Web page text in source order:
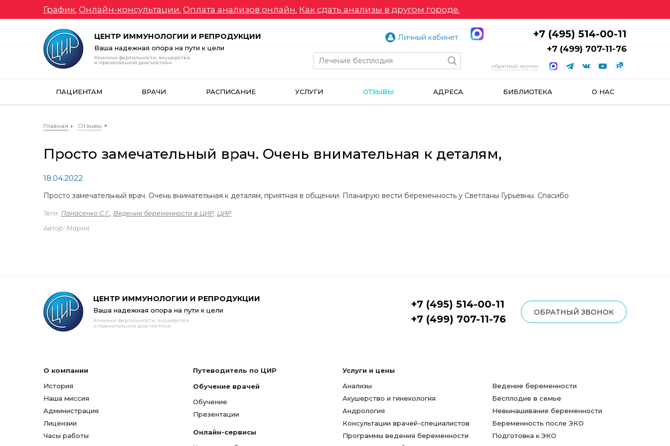
График. Онлайн-консультации. Оплата анализов онлайн. Как сдать анализы в другом городе.
ЦЕНТР ИММУНОЛОГИИ И РЕПРОДУКЦИИ
Ваша надежная опора на пути к цели
Клиники фертильности, акушерства
и пренатальной диагностики
Личный кабинет +7 (495) 514-00-11
+7 (499) 707-11-76
обратный звонок
ПАЦИЕНТАМ ВРАЧИ РАСПИСАНИЕ УСЛУГИ ОТЗЫВЫ АДРЕСА БИБЛИОТЕКА О НАС
Главная Отзывы
Просто замечательный врач. Очень внимательная к деталям,
18.04.2022
Просто замечательный врач. Очень внимательная к деталям, приятная в общении. Планирую вести беременность у Светланы Гурьевны. Спасибо
Теги: Панасенко С.Г., Ведение беременности в ЦИР, ЦИР
Автор: Мария
ЦЕНТР ИММУНОЛОГИИ И РЕПРОДУКЦИИ
Ваша надежная опора на пути к цели
Клиники фертильности, акушерства
и пренатальной диагностики
+7 (495) 514-00-11
+7 (499) 707-11-76
ОБРАТНЫЙ ЗВОНОК
О компании
История
Наша миссия
Администрация
Лицензии
Часы работы
Путеводитель по ЦИР
Обучение врачей
Обучение
Презентации
Онлайн-сервисы
Услуги и цены
Анализы
Акушерство и гинекология
Андрология
Консультации врачей-специалистов
Программы ведения беременности
Ведение беременности
Бесплодие в семье
Невынашивание беременности
Беременность после ЭКО
Подготовка к ЭКО